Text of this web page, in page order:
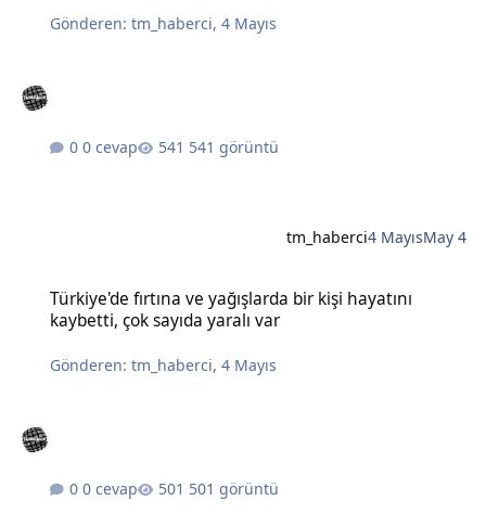
Gönderen:tm_haberci,4 Mayıs
0 cevap 541 görüntü
tm_haberci4 MayısMay 4
Türkiye'de fırtına ve yağışlarda bir kişi hayatını
kaybetti, çok sayıda yaralı var
Gönderen:tm_haberci,4 Mayıs
0 cevap 501 görüntü